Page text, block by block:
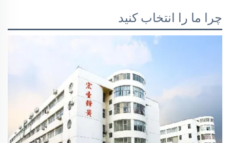
چرا ما را انتخاب کنید